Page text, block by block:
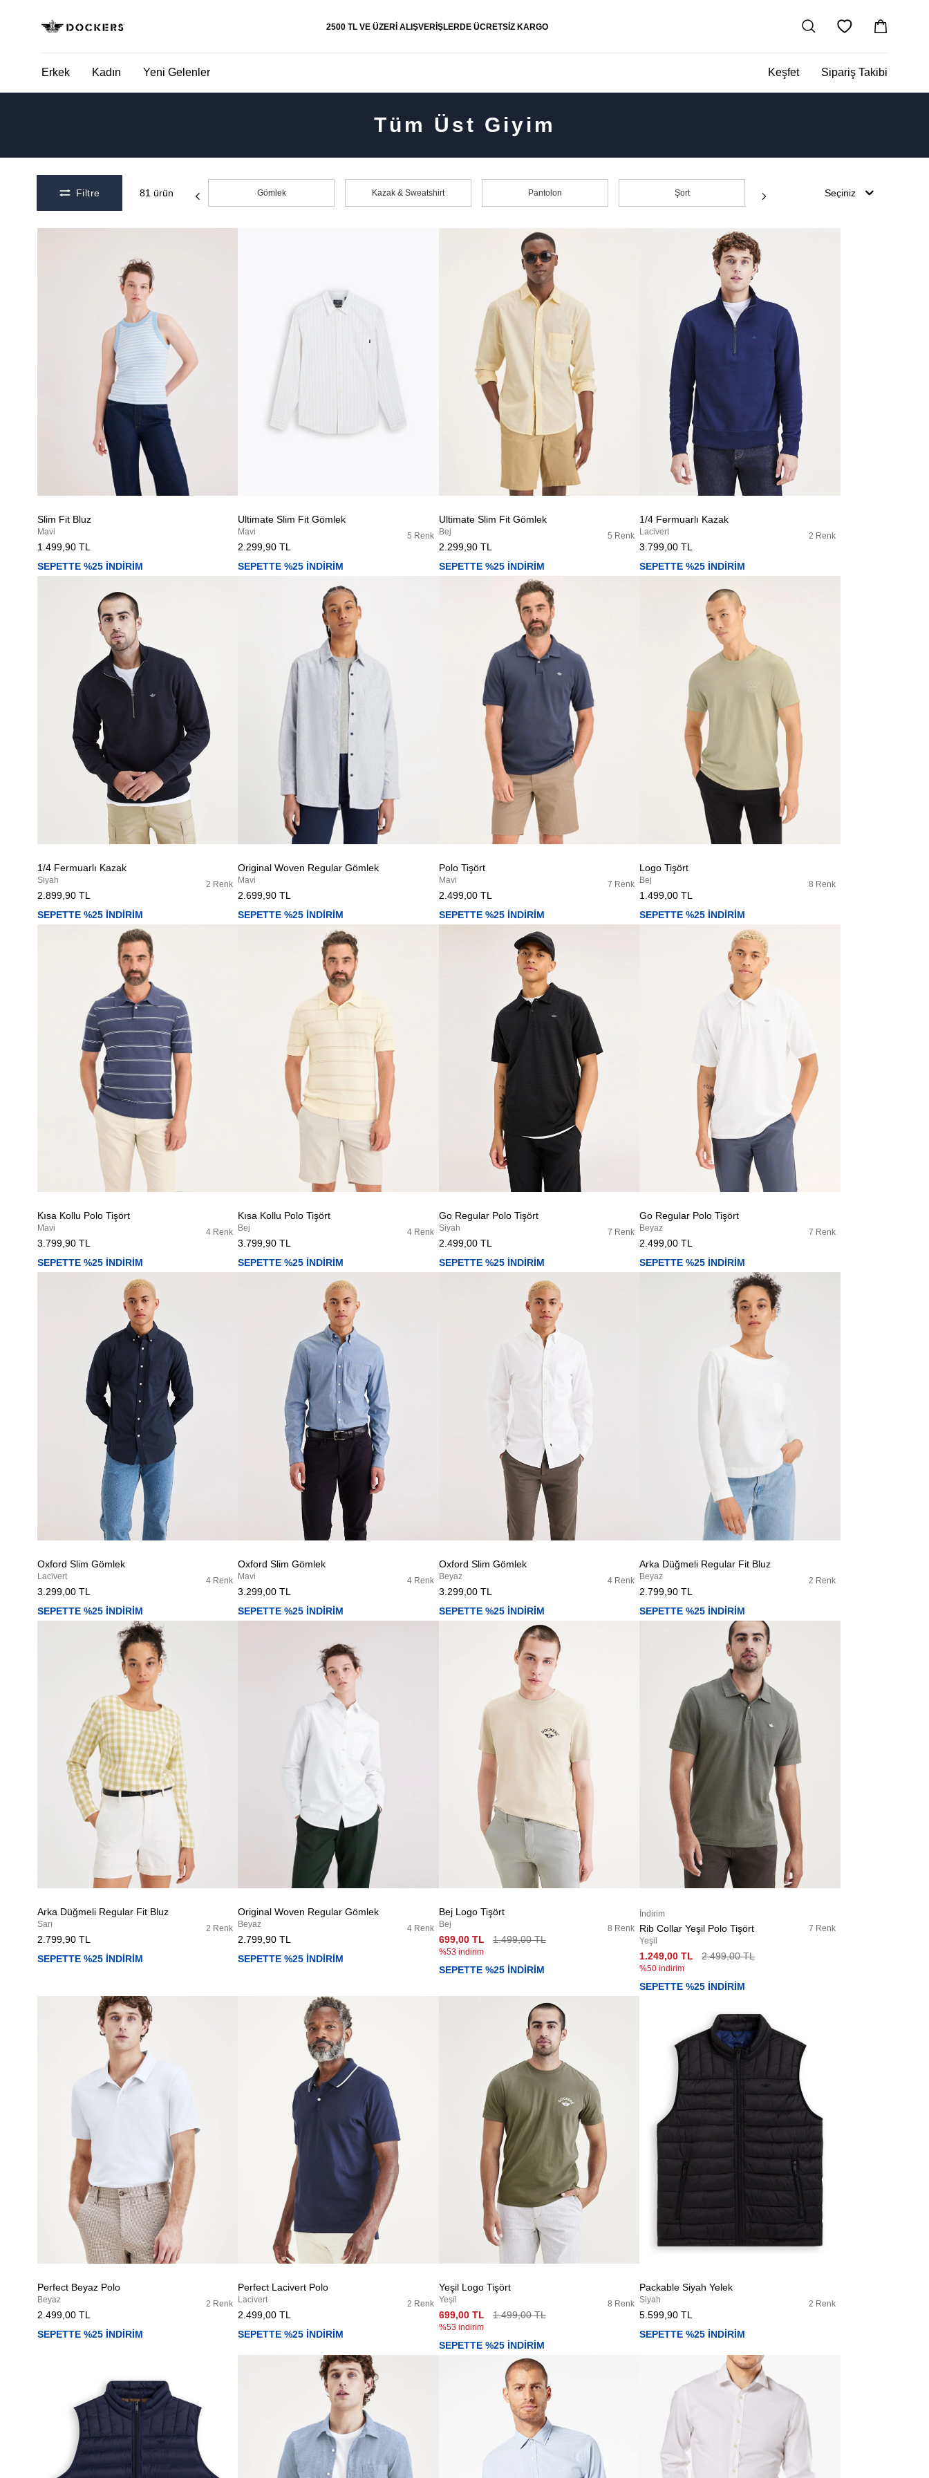
2500 TL VE ÜZERI ALIŞVERIŞLERDE ÜCRETSIZ KARGO
Erkek Kadın Yeni Gelenler Keşfet Sipariş Takibi
gömlek
ultimate chino pantolon
ona özel - kadın
Tüm Üst Giyim
Filtre 81 ürün Gömlek Kazak & Sweatshirt Pantolon Şort T-shirt & Polo Yaka T-shirt
Seçiniz
Slim Fit Bluz
Mavi
1.499,90 TL
SEPETTE %25 İNDİRİM
5 Renk
Ultimate Slim Fit Gömlek
Mavi
2.299,90 TL
SEPETTE %25 İNDİRİM
5 Renk
Ultimate Slim Fit Gömlek
Bej
2.299,90 TL
SEPETTE %25 İNDİRİM
2 Renk
1/4 Fermuarlı Kazak
Lacivert
3.799,00 TL
SEPETTE %25 İNDİRİM
2 Renk
1/4 Fermuarlı Kazak
Siyah
2.899,90 TL
SEPETTE %25 İNDİRİM
Original Woven Regular Gömlek
Mavi
2.699,90 TL
SEPETTE %25 İNDİRİM
7 Renk
Polo Tişört
Mavi
2.499,00 TL
SEPETTE %25 İNDİRİM
8 Renk
Logo Tişört
Bej
1.499,00 TL
SEPETTE %25 İNDİRİM
4 Renk
Kısa Kollu Polo Tişört
Mavi
3.799,90 TL
SEPETTE %25 İNDİRİM
4 Renk
Kısa Kollu Polo Tişört
Bej
3.799,90 TL
SEPETTE %25 İNDİRİM
7 Renk
Go Regular Polo Tişört
Siyah
2.499,00 TL
SEPETTE %25 İNDİRİM
7 Renk
Go Regular Polo Tişört
Beyaz
2.499,00 TL
SEPETTE %25 İNDİRİM
4 Renk
Oxford Slim Gömlek
Lacivert
3.299,00 TL
SEPETTE %25 İNDİRİM
4 Renk
Oxford Slim Gömlek
Mavi
3.299,00 TL
SEPETTE %25 İNDİRİM
4 Renk
Oxford Slim Gömlek
Beyaz
3.299,00 TL
SEPETTE %25 İNDİRİM
2 Renk
Arka Düğmeli Regular Fit Bluz
Beyaz
2.799,90 TL
SEPETTE %25 İNDİRİM
2 Renk
Arka Düğmeli Regular Fit Bluz
Sarı
2.799,90 TL
SEPETTE %25 İNDİRİM
4 Renk
Original Woven Regular Gömlek
Beyaz
2.799,90 TL
SEPETTE %25 İNDİRİM
8 Renk
Bej Logo Tişört
Bej
1.499,00 TL
699,00 TL
%53 indirim
SEPETTE %25 İNDİRİM
7 Renk
İndirim
Rib Collar Yeşil Polo Tişört
Yeşil
2.499,00 TL
1.249,00 TL
%50 indirim
SEPETTE %25 İNDİRİM
2 Renk
Perfect Beyaz Polo
Beyaz
2.499,00 TL
SEPETTE %25 İNDİRİM
2 Renk
Perfect Lacivert Polo
Lacivert
2.499,00 TL
SEPETTE %25 İNDİRİM
8 Renk
Yeşil Logo Tişört
Yeşil
1.499,00 TL
699,00 TL
%53 indirim
SEPETTE %25 İNDİRİM
2 Renk
Packable Siyah Yelek
Siyah
5.599,90 TL
SEPETTE %25 İNDİRİM